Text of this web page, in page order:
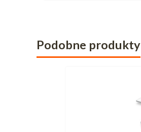
Podobne produkty